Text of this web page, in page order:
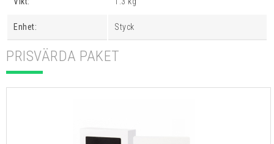
Enhet: Styck
PRISVÄRDA PAKET